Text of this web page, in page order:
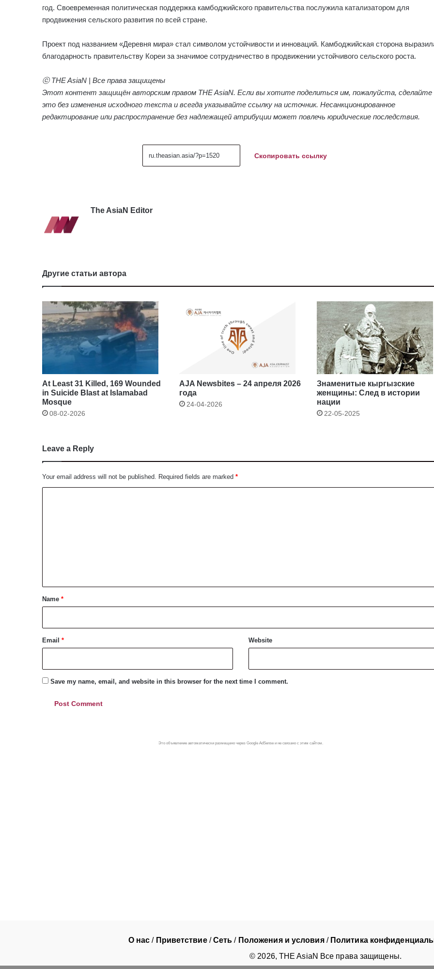
год. Своевременная политическая поддержка камбоджийского правительства послужила катализатором для
продвижения сельского развития по всей стране.
Проект под названием «Деревня мира» стал символом устойчивости и инноваций. Камбоджийская сторона
благодарность правительству Кореи за значимое сотрудничество в продвижении устойчивого сельского роста.
ⓒ THE AsiaN | Все права защищены
Этот контент защищён авторским правом THE AsiaN. Если вы хотите поделиться им, пожалуйста, сделайте
это без изменения исходного текста и всегда указывайте ссылку на источник. Несанкционированное
редактирование или распространение без надлежащей атрибуции может повлечь юридические последствия.
Скопировать ссылку
The AsiaN Editor
Другие статьи автора
At Least 31 Killed, 169 Wounded
in Suicide Blast at Islamabad
Mosque
08-02-2026
AJA Newsbites – 24 апреля 2026
года
24-04-2026
Знаменитые кыргызские
женщины: След в истории
нации
22-05-2025
Leave a Reply
Your email address will not be published. Required fields are marked *
*Name *
Email * Website
Save my name, email, and website in this browser for the next time I comment.
Это объявление автоматически размещено через Google AdSense и не связано с этим сайтом.
О нас / Приветствие/Сеть / Положения и условия/ Политика
© 2026, THE AsiaN Все права защищены.